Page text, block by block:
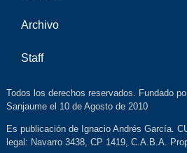
Archivo
Staff
Todos los derechos reservados. Fundado
Sanjaume el 10 de Agosto de 2010
Es publicación de Ignacio Andrés García.
legal: Navarro 3438, CP 1419, C.A.B.A.